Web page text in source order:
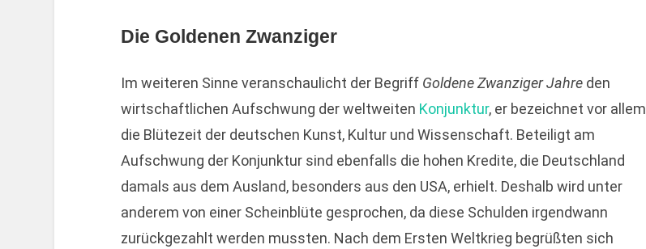
Die Goldenen Zwanziger
Im weiteren Sinne veranschaulicht der Begriff Goldene Zwanziger Jahreden
wirtschaftlichen Aufschwung der weltweiten Konjunktur, er bezeichnet vor allem
die Blütezeit der deutschen Kunst, Kultur und Wissenschaft. Beteiligt am
Aufschwung der Konjunktur sind ebenfalls die hohen Kredite, die Deutschland
damals aus dem Ausland, besonders aus den USA, erhielt. Deshalb wird unter
anderem von einer Scheinblüte gesprochen, da diese Schulden irgendwann
zurückgezahlt werden mussten. Nach dem Ersten Weltkrieg begrüßten sich